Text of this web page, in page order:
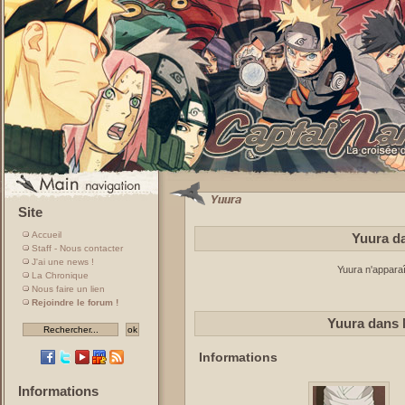
Site
Accueil
Staff - Nous contacter
J'ai une news !
La Chronique
Nous faire un lien
Rejoindre le forum !
Informations
Yuura
Yuura
Yuura dans
Informations